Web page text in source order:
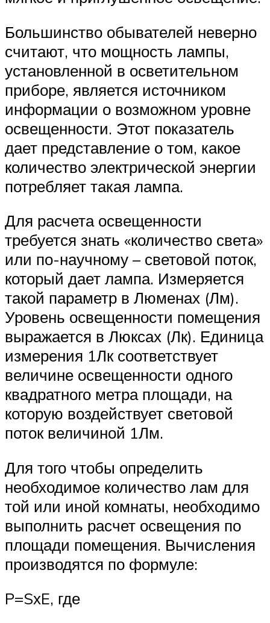
Большинство обывателей неверно
считают, что мощность лампы,
установленной в осветительном
приборе, является источником
информации о возможном уровне
освещенности. Этот показатель
дает представление о том, какое
количество электрической энергии
потребляет такая лампа.
Для расчета освещенности
требуется знать «количество света»
или по-научному – световой поток,
который дает лампа. Измеряется
такой параметр в Люменах (Лм).
Уровень освещенности помещения
выражается в Люксах (Лк). Единица
измерения 1Лк соответствует
величине освещенности одного
квадратного метра площади, на
которую воздействует световой
поток величиной 1Лм.
Для того чтобы определить
необходимое количество лам для
той или иной комнаты, необходимо
выполнить расчет освещения по
площади помещения. Вычисления
производятся по формуле:
P=SхE, где